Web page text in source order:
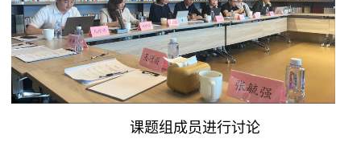
课题组成员进行讨论